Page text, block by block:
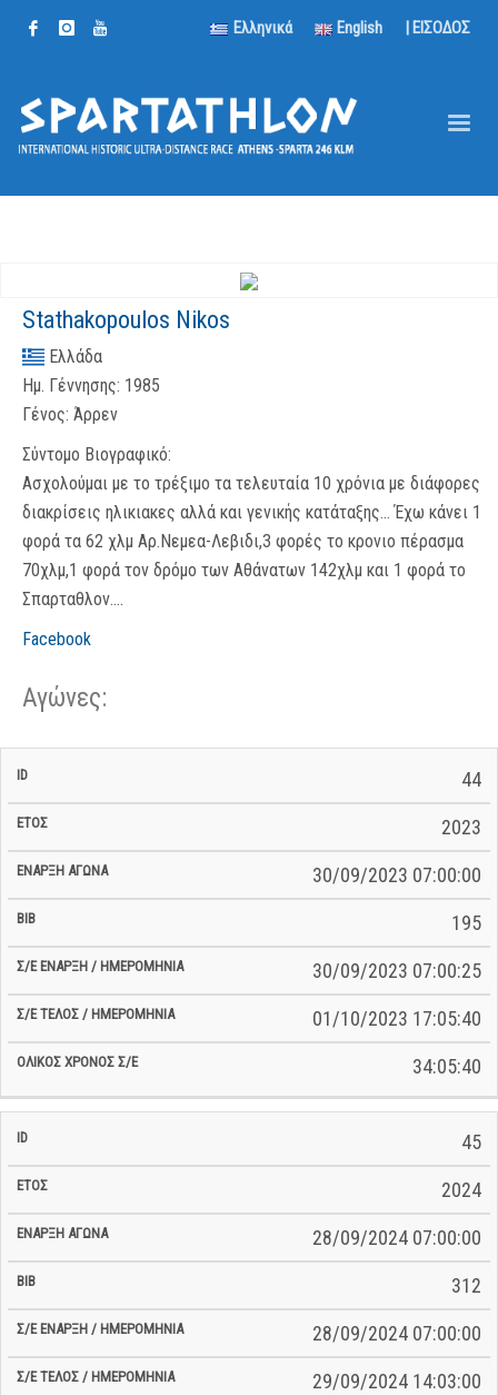
Ελληνικά English | ΕΙΣΟΔΟΣ
Stathakopoulos Nikos
Ελλάδα
Ημ. Γέννησης: 1985
Γένος: Άρρεν
Σύντομο Βιογραφικό:
Ασχολούμαι με το τρέξιμο τα τελευταία 10 χρόνια με διάφορες
διακρίσεις ηλικιακες αλλά και γενικής κατάταξης... Έχω κάνει 1
φορά τα 62 χλμ Αρ.Νεμεα-Λεβιδι,3 φορές το κρονιο πέρασμα
70χλμ,1 φορά τον δρόμο των Αθάνατων 142χλμ και 1 φορά το
Σπαρταθλον....
Facebook
Αγώνες:
Αγώνα
Ημερομηνία
44
2023
30/09/2023 07:00:00
195
30/09/2023 07:00:25
01/10/2023 17:05:40
34:05:40
45
2024
28/09/2024 07:00:00
312
28/09/2024 07:00:00
29/09/2024 14:03:00